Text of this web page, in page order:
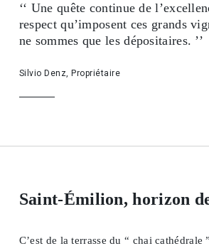
‘‘ Une quête continue de
respect qu’imposent ces grands
ne sommes que les dépositaires. ’’
Silvio Denz, Propriétaire
Saint-Émilion, horizon
C’est de la terrasse du “ chai cathédrale